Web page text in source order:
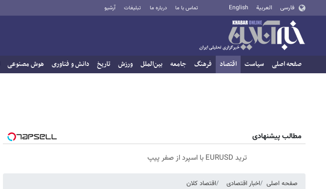
فارسی العربية English تماس با ما درباره ما تبلیغات آرشیو
صفحه اصلی سیاست اقتصاد فرهنگ جامعه بین‌الملل ورزش تاریخ دانش و فناوری هوش مصنوعی
مطالب پیشنهادی
ترید EURUSD با اسپرد از صفر پیپ
صفحه اصلی اخبار اقتصادی اقتصاد کلان